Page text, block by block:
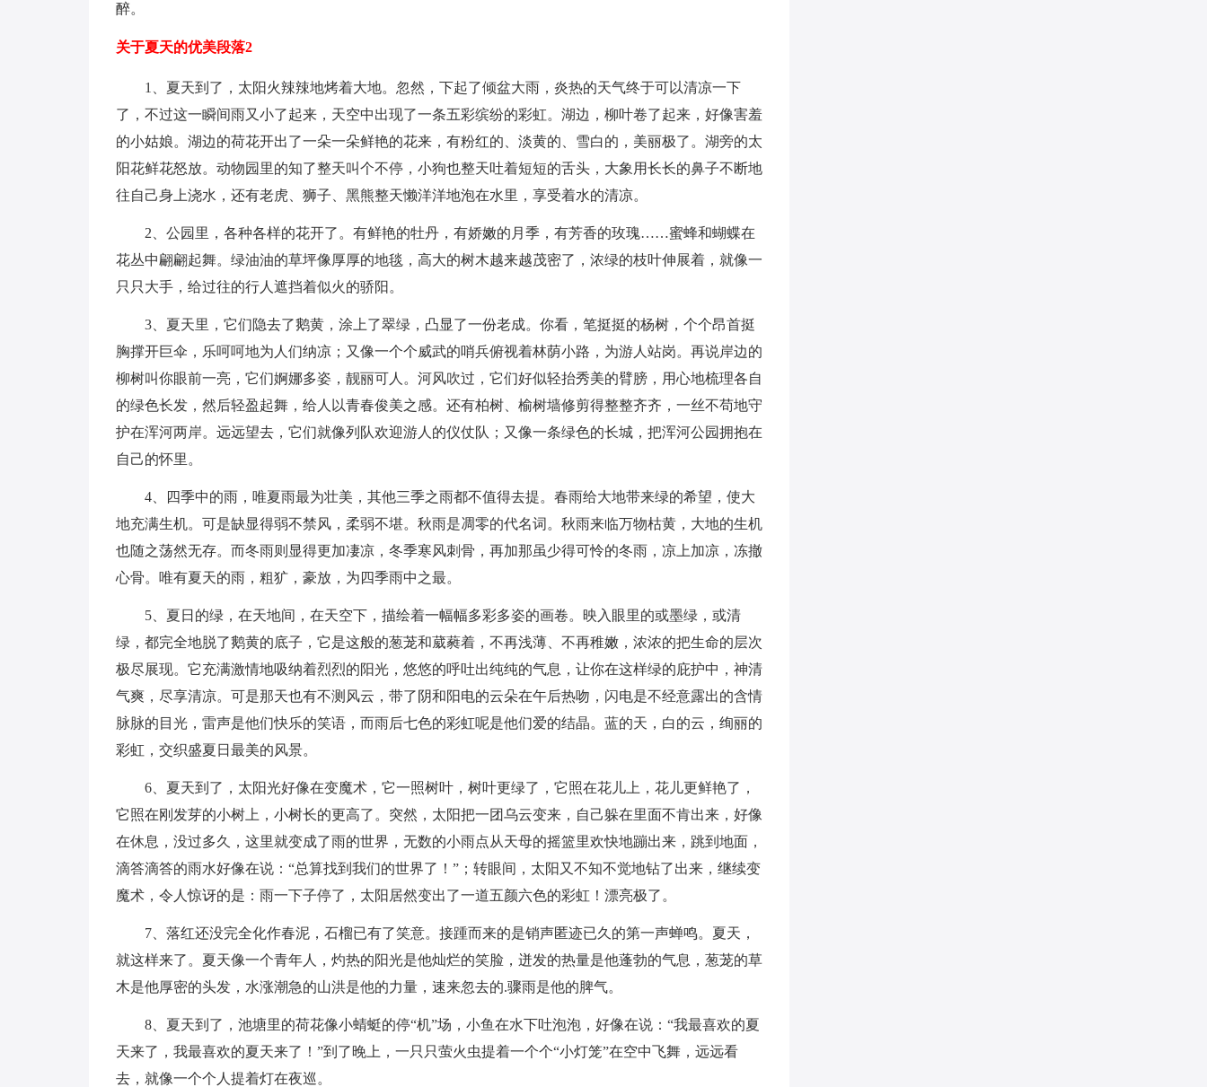
醉。
关于夏天的优美段落2
1、夏天到了，太阳火辣辣地烤着大地。忽然，下起了倾盆大雨，炎热的天气终于可以清凉一下
了，不过这一瞬间雨又小了起来，天空中出现了一条五彩缤纷的彩虹。湖边，柳叶卷了起来，好像害羞
的小姑娘。湖边的荷花开出了一朵一朵鲜艳的花来，有粉红的、淡黄的、雪白的，美丽极了。湖旁的太
阳花鲜花怒放。动物园里的知了整天叫个不停，小狗也整天吐着短短的舌头，大象用长长的鼻子不断地
往自己身上浇水，还有老虎、狮子、黑熊整天懒洋洋地泡在水里，享受着水的清凉。
2、公园里，各种各样的花开了。有鲜艳的牡丹，有娇嫩的月季，有芳香的玫瑰……蜜蜂和蝴蝶在
花丛中翩翩起舞。绿油油的草坪像厚厚的地毯，高大的树木越来越茂密了，浓绿的枝叶伸展着，就像一
只只大手，给过往的行人遮挡着似火的骄阳。
3、夏天里，它们隐去了鹅黄，涂上了翠绿，凸显了一份老成。你看，笔挺挺的杨树，个个昂首挺
胸撑开巨伞，乐呵呵地为人们纳凉；又像一个个威武的哨兵俯视着林荫小路，为游人站岗。再说岸边的
柳树叫你眼前一亮，它们婀娜多姿，靓丽可人。河风吹过，它们好似轻抬秀美的臂膀，用心地梳理各自
的绿色长发，然后轻盈起舞，给人以青春俊美之感。还有柏树、榆树墙修剪得整整齐齐，一丝不苟地守
护在浑河两岸。远远望去，它们就像列队欢迎游人的仪仗队；又像一条绿色的长城，把浑河公园拥抱在
自己的怀里。
4、四季中的雨，唯夏雨最为壮美，其他三季之雨都不值得去提。春雨给大地带来绿的希望，使大
地充满生机。可是缺显得弱不禁风，柔弱不堪。秋雨是凋零的代名词。秋雨来临万物枯黄，大地的生机
也随之荡然无存。而冬雨则显得更加凄凉，冬季寒风刺骨，再加那虽少得可怜的冬雨，凉上加凉，冻撤
心骨。唯有夏天的雨，粗犷，豪放，为四季雨中之最。
5、夏日的绿，在天地间，在天空下，描绘着一幅幅多彩多姿的画卷。映入眼里的或墨绿，或清
绿，都完全地脱了鹅黄的底子，它是这般的葱茏和葳蕤着，不再浅薄、不再稚嫩，浓浓的把生命的层次
极尽展现。它充满激情地吸纳着烈烈的阳光，悠悠的呼吐出纯纯的气息，让你在这样绿的庇护中，神清
气爽，尽享清凉。可是那天也有不测风云，带了阴和阳电的云朵在午后热吻，闪电是不经意露出的含情
脉脉的目光，雷声是他们快乐的笑语，而雨后七色的彩虹呢是他们爱的结晶。蓝的天，白的云，绚丽的
彩虹，交织盛夏日最美的风景。
6、夏天到了，太阳光好像在变魔术，它一照树叶，树叶更绿了，它照在花儿上，花儿更鲜艳了，
它照在刚发芽的小树上，小树长的更高了。突然，太阳把一团乌云变来，自己躲在里面不肯出来，好像
在休息，没过多久，这里就变成了雨的世界，无数的小雨点从天母的摇篮里欢快地蹦出来，跳到地面，
滴答滴答的雨水好像在说：“总算找到我们的世界了！”；转眼间，太阳又不知不觉地钻了出来，继续变
魔术，令人惊讶的是：雨一下子停了，太阳居然变出了一道五颜六色的彩虹！漂亮极了。
7、落红还没完全化作春泥，石榴已有了笑意。接踵而来的是销声匿迹已久的第一声蝉鸣。夏天，
就这样来了。夏天像一个青年人，灼热的阳光是他灿烂的笑脸，迸发的热量是他蓬勃的气息，葱茏的草
木是他厚密的头发，水涨潮急的山洪是他的力量，速来忽去的.骤雨是他的脾气。
8、夏天到了，池塘里的荷花像小蜻蜓的停“机”场，小鱼在水下吐泡泡，好像在说：“我最喜欢的夏
天来了，我最喜欢的夏天来了！”到了晚上，一只只萤火虫提着一个个“小灯笼”在空中飞舞，远远看
去，就像一个个人提着灯在夜巡。